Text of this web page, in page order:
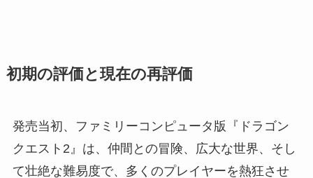
初期の評価と現在の再評価
発売当初、ファミリーコンピュータ版『ドラゴン
クエスト2』は、仲間との冒険、広大な世界、そし
て壮絶な難易度で、多くのプレイヤーを熱狂させ